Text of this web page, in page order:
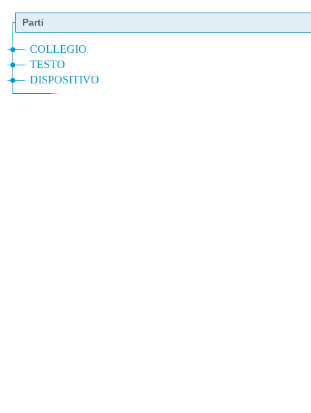
Parti
COLLEGIO
TESTO
DISPOSITIVO